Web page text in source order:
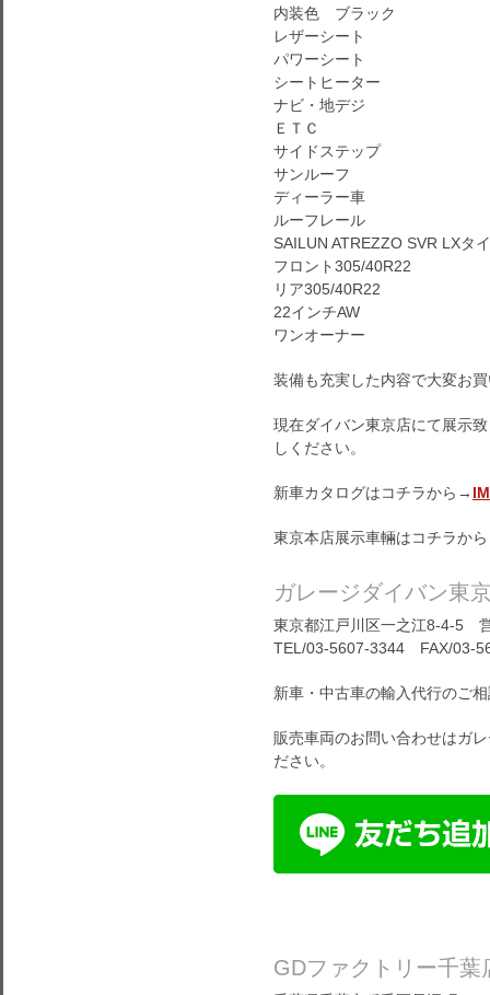
内装色 ブラック
レザーシート
パワーシート
シートヒーター
ナビ・地デジ
ＥＴＣ
サイドステップ
サンルーフ
ディーラー車
ルーフレール
SAILUN ATREZZO SVR LXタ
フロント305/40R22
リア305/40R22
22インチAW
ワンオーナー
装備も充実した内容で大変お
現在ダイバン東京店にて展示
しください。
新車カタログはコチラから→
東京本店展示車輛はコチラか
ガレージダイバン東
東京都江戸川区一之江8-4-5
TEL/03-5607-3344 FAX/03-
新車・中古車の輸入代行のご
販売車両のお問い合わせはガ
ださい。
GDファクトリー千葉